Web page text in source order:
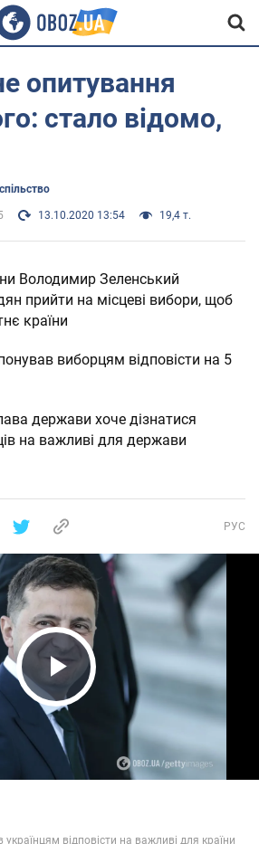
опитування
стало відомо,
13.10.2020 13:54 19,4 т.
Володимир Зеленський
прийти на місцеві вибори, щоб
країни
виборцям відповісти на 5
держави хоче дізнатися
на важливі для держави
РУС
Play Video